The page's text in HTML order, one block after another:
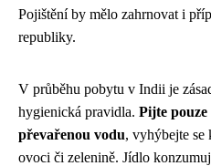
Pojištění by mělo zahrnovat i
republiky.
V průběhu pobytu v Indii je
hygienická pravidla. Pijte
převařenou vodu, vyhýbejte se
ovoci či zelenině. Jídlo